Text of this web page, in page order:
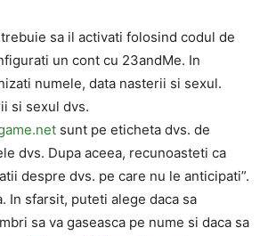
sa il activati folosind codul de
un cont cu 23andMe. In
numele, data nasterii si sexul.
si sexul dvs.
sunt pe eticheta dvs. de
dvs. Dupa aceea, recunoasteti ca
despre dvs. pe care nu le anticipati”.
In sfarsit, puteti alege daca sa
sa va gaseasca pe nume si daca sa